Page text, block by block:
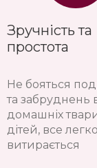
Зручність та
простота
Не бояться
та забруднень
домашніх
дітей, все легко
витирається